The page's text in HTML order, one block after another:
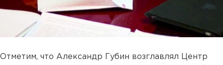
Отметим, что Александр Губин возглавлял Центр